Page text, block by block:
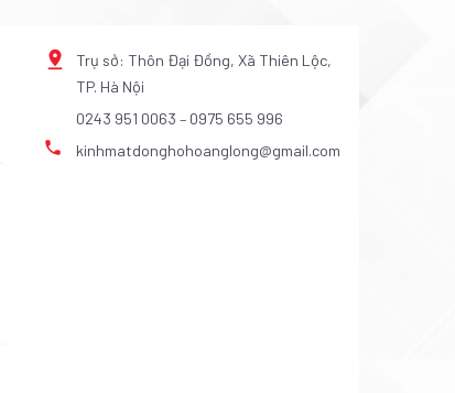
Trụ sở: Thôn Đại Đồng, Xã Thiên Lộc,
TP. Hà Nội
0243 951 0063 – 0975 655 996
kinhmatdonghohoanglong@gmail.com